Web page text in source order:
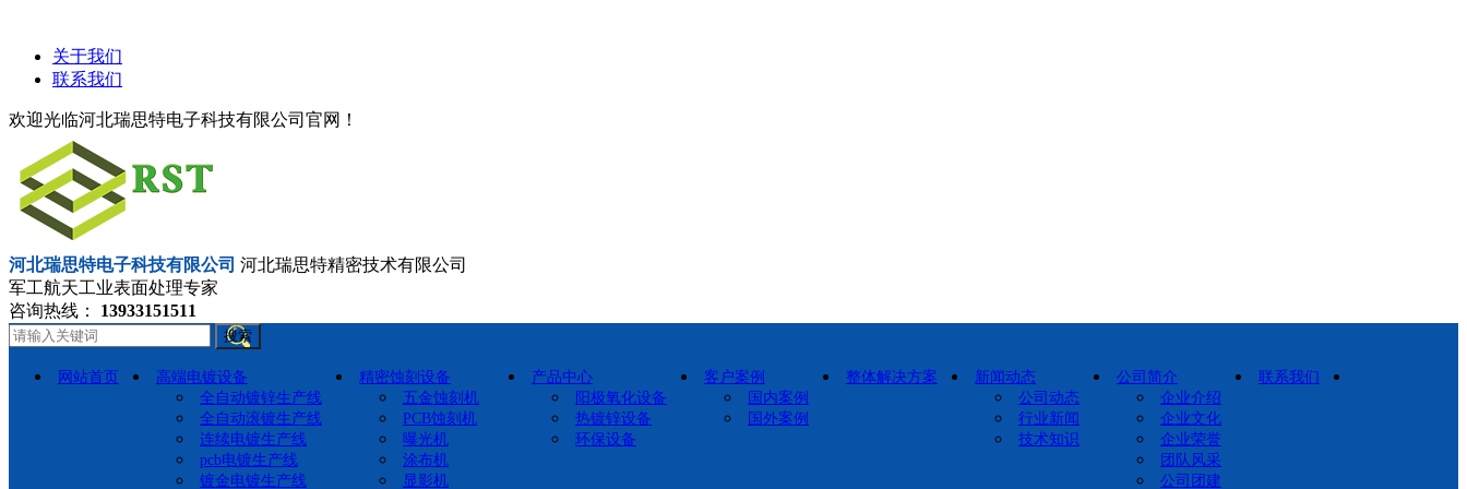
关于我们
联系我们
欢迎光临河北瑞思特电子科技有限公司官网！
河北瑞思特电子科技有限公司 河北瑞思特精密技术有限公司
军工航天工业表面处理专家
咨询热线：
13933151511
搜索
网站首页
高端电镀设备
全自动镀锌生产线
全自动滚镀生产线
连续电镀生产线
pcb电镀生产线
镀金电镀生产线
精密蚀刻设备
五金蚀刻机
PCB蚀刻机
曝光机
涂布机
显影机
产品中心
阳极氧化设备
热镀锌设备
环保设备
客户案例
国内案例
国外案例
整体解决方案
新闻动态
公司动态
行业新闻
技术知识
公司简介
企业介绍
企业文化
企业荣誉
团队风采
公司团建
联系我们